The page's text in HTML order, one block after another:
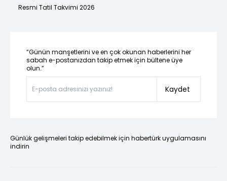
Resmi Tatil Takvimi 2026
“Günün manşetlerini ve en çok okunan haberlerini her
sabah e-postanızdan takip etmek için bültene üye
olun.”
Kaydet
Günlük gelişmeleri takip edebilmek için habertürk uygulamasını
indirin